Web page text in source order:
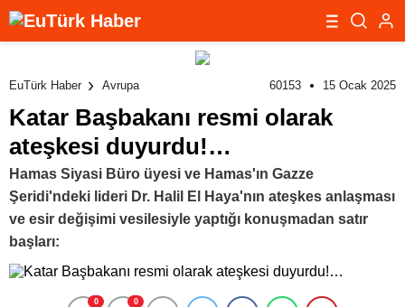
EuTürk Haber Avrupa 60153 15 Ocak 2025
Katar Başbakanı resmi olarak
ateşkesi duyurdu!…
Hamas Siyasi Büro üyesi ve Hamas'ın Gazze
Şeridi'ndeki lideri Dr. Halil El Haya'nın ateşkes anlaşması
ve esir değişimi vesilesiyle yaptığı konuşmadan satır
başları:
0 0